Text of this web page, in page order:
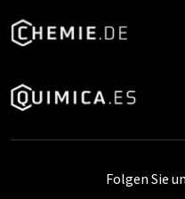
Folgen Sie